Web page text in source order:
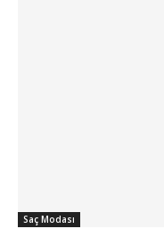
Saç Modası